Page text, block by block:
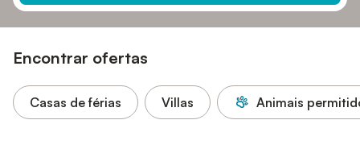
Encontrar ofertas
Casas de férias Villas Animais